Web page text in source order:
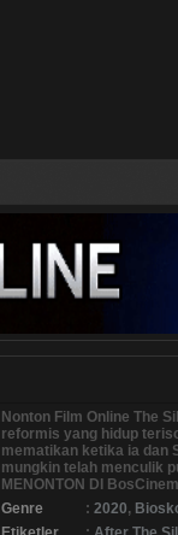
Nonton Film Online The
reformis yang hidup
mematikan ketika ia dan
mungkin telah menculik
MENONTON DI
Genre
: 2020,